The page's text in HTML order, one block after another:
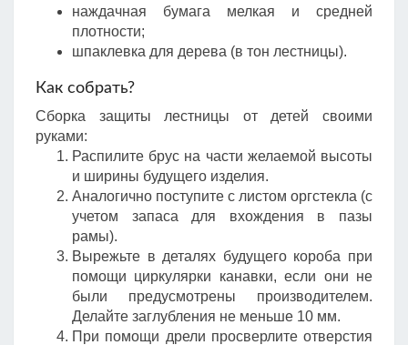
наждачная бумага мелкая и средней
плотности;
шпаклевка для дерева (в тон лестницы).
Как собрать?
Сборка защиты лестницы от детей своими
руками:
Распилите брус на части желаемой высоты
и ширины будущего изделия.
Аналогично поступите с листом оргстекла (с
учетом запаса для вхождения в пазы
рамы).
Вырежьте в деталях будущего короба при
помощи циркулярки канавки, если они не
были предусмотрены производителем.
Делайте заглубления не меньше 10 мм.
При помощи дрели просверлите отверстия